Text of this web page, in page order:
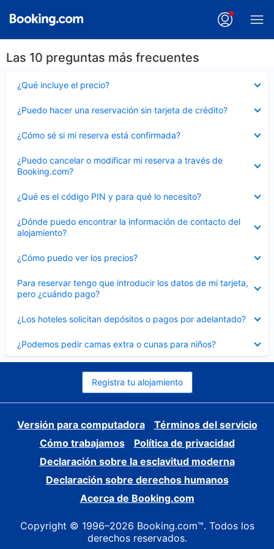
Las 10 preguntas más frecuentes
¿Qué incluye el precio?
cerrado
¿Puedo hacer una reservación sin tarjeta de crédito?
cerrado
¿Cómo sé si mi reserva está confirmada?
cerrado
¿Puedo cancelar o modificar mi reserva a través de
Booking.com?
cerrado
¿Qué es el código PIN y para qué lo necesito?
cerrado
¿Dónde puedo encontrar la información de contacto del
alojamiento?
cerrado
¿Cómo puedo ver los precios?
cerrado
Para reservar tengo que introducir los datos de mi tarjeta,
pero ¿cuándo pago?
cerrado
¿Los hoteles solicitan depósitos o pagos por adelantado?
cerrado
¿Podemos pedir camas extra o cunas para niños?
cerrado
Registra tu alojamiento
Versión para computadora
Términos del servicio
Cómo trabajamos
Política de privacidad
Declaración sobre la esclavitud moderna
Declaración sobre derechos humanos
Acerca de Booking.com
Copyright © 1996–2026 Booking.com™. Todos los
derechos reservados.